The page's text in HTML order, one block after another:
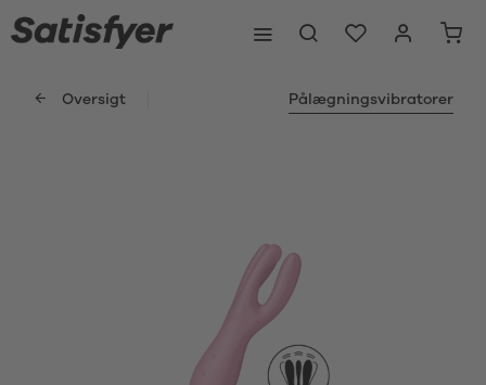
Oversigt Pålægningsvibratorer